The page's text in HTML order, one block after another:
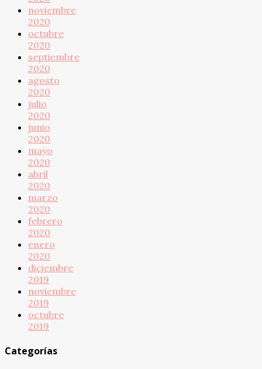
noviembre
2020
octubre
2020
septiembre
2020
agosto
2020
julio
2020
junio
2020
mayo
2020
abril
2020
marzo
2020
febrero
2020
enero
2020
diciembre
2019
noviembre
2019
octubre
2019
Categorías